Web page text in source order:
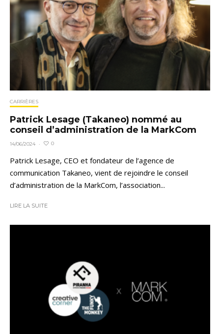
CARRIÈRES
Patrick Lesage (Takaneo) nommé au
conseil d’administration de la MarkCom
14/06/2024 · 0
Patrick Lesage, CEO et fondateur de l’agence de
communication Takaneo, vient de rejoindre le conseil
d’administration de la MarkCom, l’association...
LIRE LA SUITE